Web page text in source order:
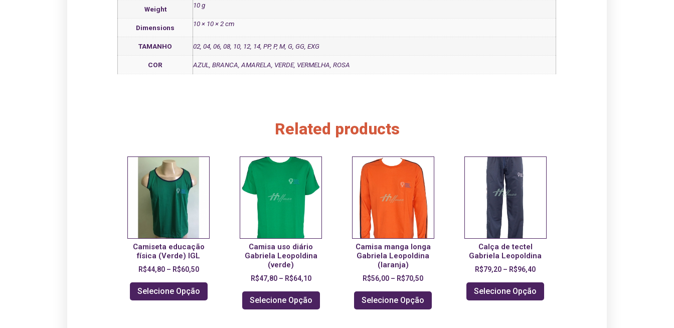
Weight 10 g
Dimensions 10 × 10 × 2 cm
TAMANHO 02, 04, 06, 08, 10, 12, 14, PP, P, M, G, GG, EXG
COR AZUL, BRANCA, AMARELA, VERDE, VERMELHA, ROSA
Related products
Camiseta educação
física (Verde) IGL
R$44,80– R$60,50
Selecione Opção
Camisa uso diário
Gabriela Leopoldina
(verde)
R$47,80– R$64,10
Selecione Opção
Camisa manga longa
Gabriela Leopoldina
(laranja)
R$56,00 – R$70,50
Selecione Opção
Calça de tectel
Gabriela Leopoldina
R$79,20 – R$96,40
Selecione Opção